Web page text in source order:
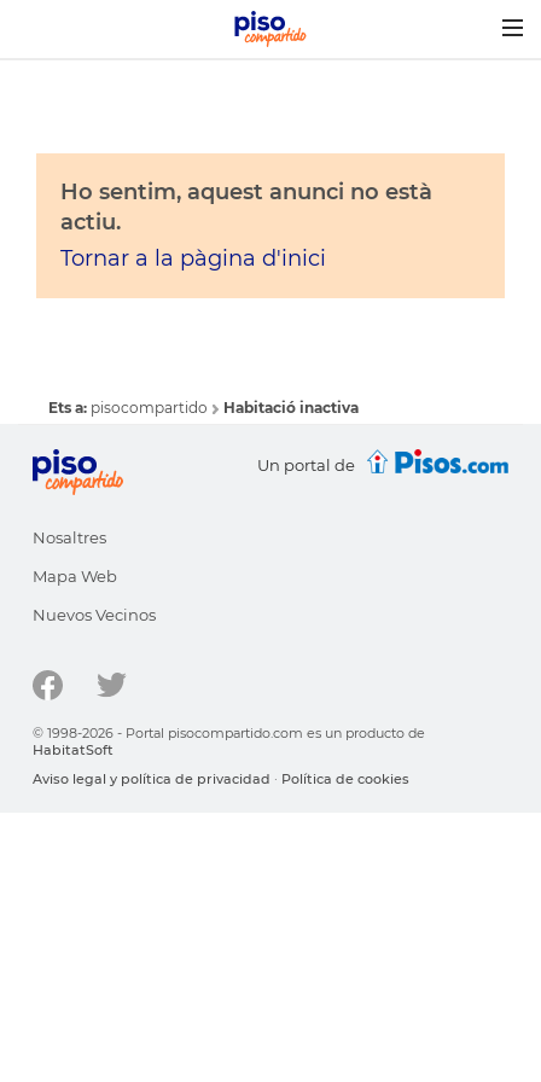
Ho sentim, aquest anunci no està
actiu.
Tornar a la pàgina d'inici
Ets a: pisocompartido Habitació inactiva
Un portal de
Nosaltres
Mapa Web
Nuevos Vecinos
© 1998-2026 - Portal pisocompartido.com es un producto de
HabitatSoft
Aviso legal y política de privacidad · Política de cookies